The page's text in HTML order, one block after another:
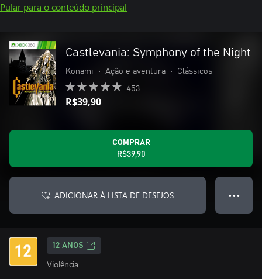
Pular para o conteúdo principal
Castlevania: Symphony of the Night
Konami • Ação e aventura • Clássicos
453
R$39,90
COMPRAR
R$39,90
ADICIONAR À LISTA DE DESEJOS ● ● ●
12 ANOS
Violência